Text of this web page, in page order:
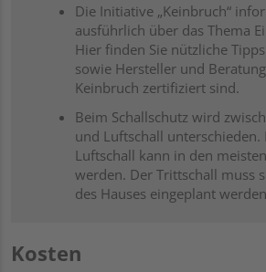
Die Initiative „Keinbruch“
ausführlich über das Thema
Hier finden Sie nützliche
sowie Hersteller und
Keinbruch zertifiziert sind.
Beim Schallschutz wird
und Luftschall unterschieden.
Luftschall kann in den
werden. Der Trittschall muss
des Hauses eingeplant
Kosten